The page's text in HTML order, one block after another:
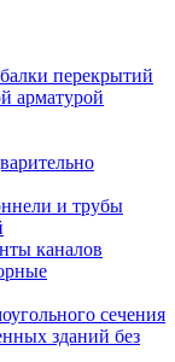
перекрытий
арматурой
и трубы
каналов
сечения
зданий без